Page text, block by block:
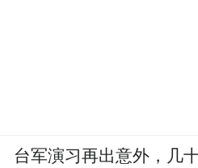
台军演习再出意外，几